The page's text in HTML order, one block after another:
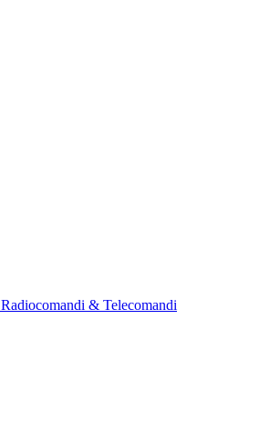
Radiocomandi & Telecomandi